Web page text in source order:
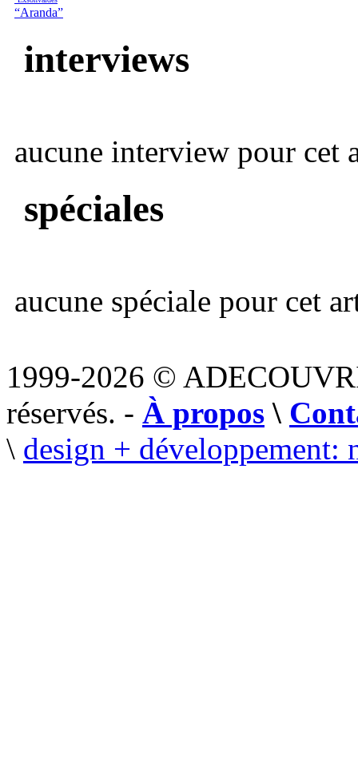
“Aranda”
interviews
aucune interview pour cet
spéciales
aucune spéciale pour cet
1999-2026 ©
réservés. - À propos \
\ design + développement: